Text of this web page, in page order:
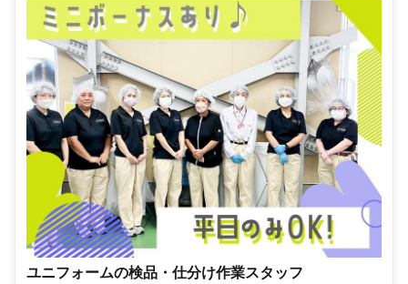
ユニフォームの検品・仕分け作業スタッフ